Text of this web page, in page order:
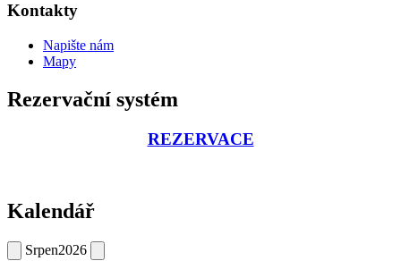
Kontakty
Napište nám
Mapy
Rezervační systém
REZERVACE
Kalendář
Srpen2026